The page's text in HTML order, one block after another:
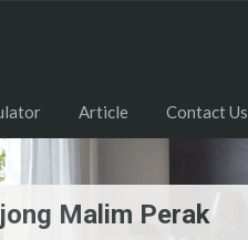
Article Contact Us
Malim Perak